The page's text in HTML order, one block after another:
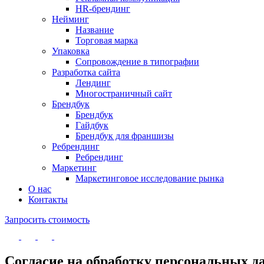
HR-брендинг
Нейминг
Название
Торговая марка
Упаковка
Сопровождение в типографии
Разработка сайта
Лендинг
Многостраничный сайт
Брендбук
Брендбук
Гайдбук
Брендбук для франшизы
Ребрендинг
Ребрендинг
Маркетинг
Маркетинговое исследование рынка
О нас
Контакты
Запросить стоимость